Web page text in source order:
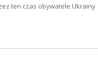
ten czas obywatele Ukrainy